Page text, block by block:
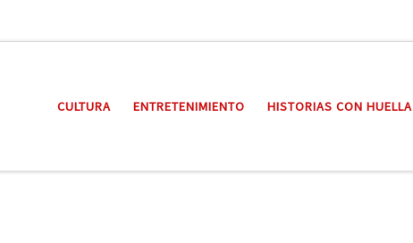
CULTURA ENTRETENIMIENTO HISTORIAS CON HUELLA